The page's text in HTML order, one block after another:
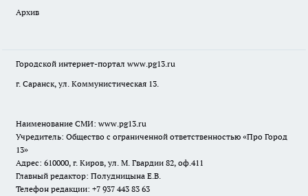
Архив
Городской интернет-портал www.pg13.ru
г. Саранск, ул. Коммунистическая 13.
Наименование СМИ: www.pg13.ru
Учредитель: Общество с ограниченной ответственностью «Про Город
13»
Адрес: 610000, г. Киров, ул. М. Гвардии 82, оф.411
Главный редактор: Полудницына Е.В.
Телефон редакции: +7 937 443 83 63